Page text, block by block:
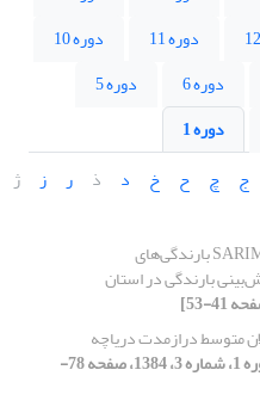
دوره 11
دوره 10
دوره 6
دوره 5
دوره 1
ج چ ح خ د ذ ر ز ژ
مدل‌سازی SARIMA بارندگی‌های
بارندگی در استان
متوسط درازمدت دریاچه
[دوره 1، شماره 3، 1384، صفحه 78-